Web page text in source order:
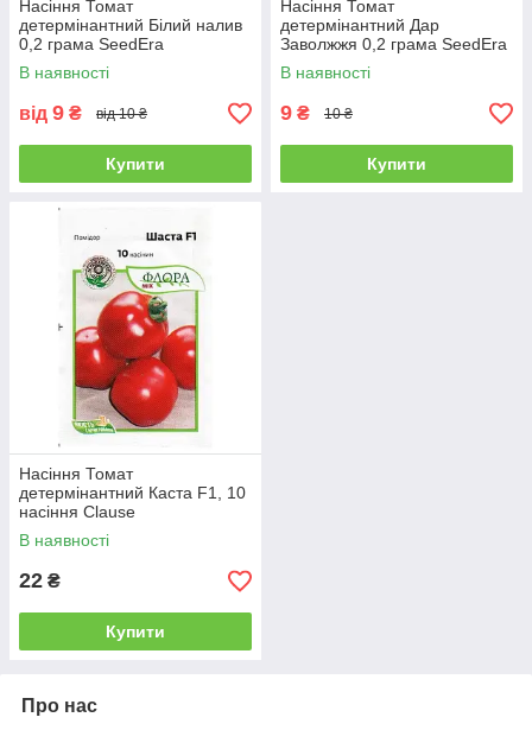
Насіння Томат
детермінантний Білий налив
0,2 грама SeedEra
В наявності
від 9 ₴ від 10 ₴
Купити
Насіння Томат
детермінантний Дар
Заволжжя 0,2 грама SeedEra
В наявності
9 ₴ 10 ₴
Купити
Насіння Томат
детермінантний Каста F1, 10
насіння Clause
В наявності
22 ₴
Купити
Про нас